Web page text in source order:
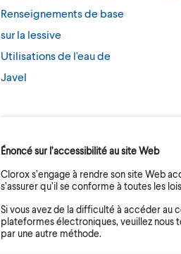
Renseignements de base
sur la lessive
Utilisations de l'eau de
Javel
Énoncé sur l’accessibilité au site Web
Clorox s’engage à rendre son site Web
s’assurer qu’il se conforme à toutes les
Si vous avez de la difficulté à accéder au
plateformes électroniques, veuillez nous
par une autre méthode.